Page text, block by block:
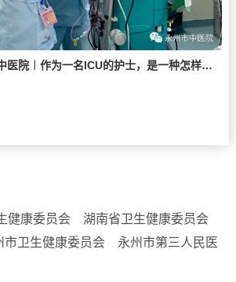
永州市中医院︱作为一名ICU的护士，是一种怎样的体验？
健康委员会
湖南省卫生健康委员会
市卫生健康委员会
永州市第三人民医